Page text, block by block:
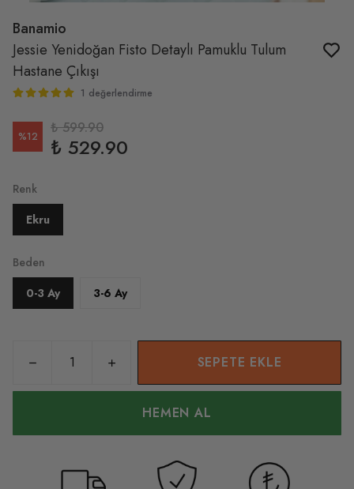
Banamio
Jessie Yenidoğan Fisto Detaylı Pamuklu Tulum
Hastane Çıkışı
1 değerlendirme
%12 ₺ 599.90
₺ 529.90
Renk
Ekru
Beden
0-3 Ay
3-6 Ay
SEPETE EKLE
HEMEN AL